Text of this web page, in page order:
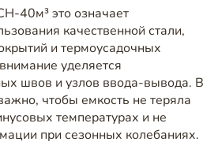
40м³ это означает
качественной стали,
и термоусадочных
уделяется
швов и узлов ввода-вывода. В
чтобы емкость не теряла
температурах и не
при сезонных колебаниях.